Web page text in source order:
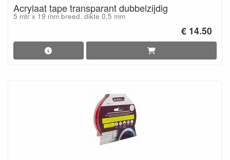
Acrylaat tape transparant dubbelzijdig
5 mtr x 19 mm breed. dikte 0,5 mm
€ 14.50